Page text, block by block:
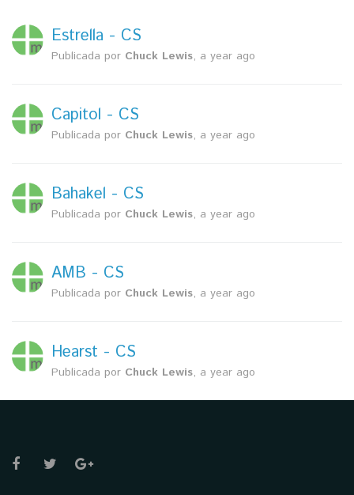
Estrella - CS
Publicada por Chuck Lewis, a year ago
Capitol - CS
Publicada por Chuck Lewis, a year ago
Bahakel - CS
Publicada por Chuck Lewis, a year ago
AMB - CS
Publicada por Chuck Lewis, a year ago
Hearst - CS
Publicada por Chuck Lewis, a year ago